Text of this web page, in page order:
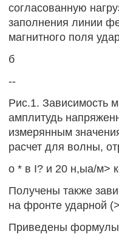
согласованную
заполнения линии
магнитного поля
б
--
Рис.1. Зависимость
амплитудь
измерянным
расчет для волны,
о * в I? и 20 н,ыа/м>
Получены также
на фронте ударной
Приведены формулы